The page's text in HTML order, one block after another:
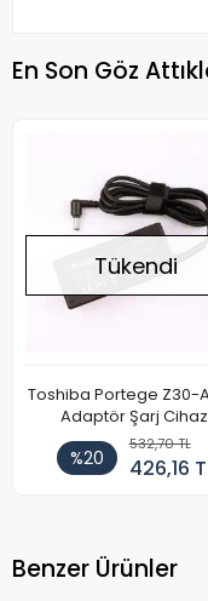
En Son Göz
Tükendi
Toshiba Portege Z30-
Adaptör Şarj
%20
532,70 TL
426,16
Benzer Ürünler